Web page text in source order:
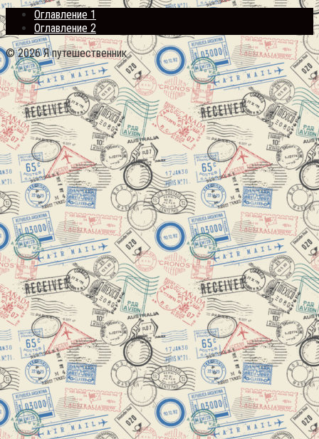
Оглавление 1
Оглавление 2
© 2026 Я путешественник